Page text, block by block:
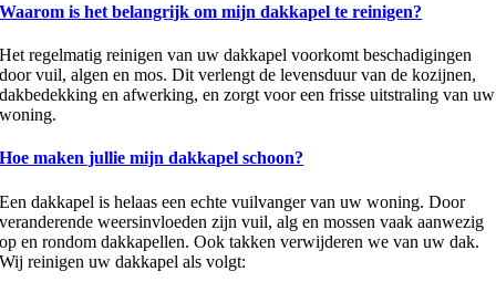
Waarom is het belangrijk om mijn dakkapel te reinigen?
Het regelmatig reinigen van uw dakkapel voorkomt beschadigingen
door vuil, algen en mos. Dit verlengt de levensduur van de kozijnen,
dakbedekking en afwerking, en zorgt voor een frisse uitstraling van uw
woning.
Hoe maken jullie mijn dakkapel schoon?
Een dakkapel is helaas een echte vuilvanger van uw woning. Door
veranderende weersinvloeden zijn vuil, alg en mossen vaak aanwezig
op en rondom dakkapellen. Ook takken verwijderen we van uw dak.
Wij reinigen uw dakkapel als volgt: